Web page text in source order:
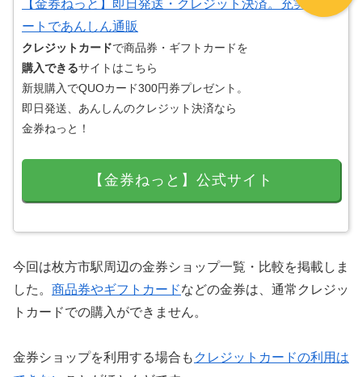
【金券ねっと】即日発送・クレジット決済。充実サポ
ートであんしん通販
クレジットカードで商品券・ギフトカードを
購入できるサイトはこちら
新規購入でQUOカード300円券プレゼント。
即日発送、あんしんのクレジット決済なら
金券ねっと！
【金券ねっと】公式サイト
今回は枚方市駅周辺の金券ショップ一覧・比較を掲載しま
した。 商品券やギフトカードなどの金券は、通常クレジッ
トカードでの購入ができません。
金券ショップを利用する場合も クレジットカードの利用は